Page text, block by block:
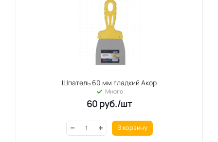
Шпатель 60 мм гладкий Акор
Много
60 руб./шт
В корзину